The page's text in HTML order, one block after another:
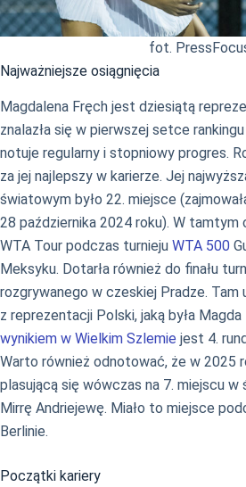
fot.
Najważniejsze osiągnięcia
Magdalena Fręch jest dziesiątą
znalazła się w pierwszej setce
notuje regularny i stopniowy progres.
za jej najlepszy w karierze. Jej
światowym było 22. miejsce
28 października 2024 roku). W tamtym
WTA Tour podczas turnieju WTA 500
Meksyku. Dotarła również do finału
rozgrywanego w czeskiej Pradze. Tam
z reprezentacji Polski, jaką była
wynikiem w Wielkim Szlemie jest 4.
Warto również odnotować, że w 2025
plasującą się wówczas na 7. miejscu w
Mirrę Andriejewę. Miało to miejsce
Berlinie.
Początki kariery